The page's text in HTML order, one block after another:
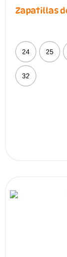
Zapatillas
24 25
32